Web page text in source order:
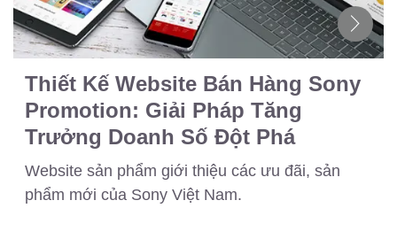
Thiết Kế Website Bán Hàng Sony
Promotion: Giải Pháp Tăng
Trưởng Doanh Số Đột Phá
Website sản phẩm giới thiệu các ưu đãi, sản
phẩm mới của Sony Việt Nam.